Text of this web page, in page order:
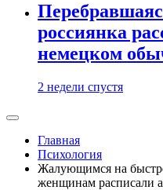
россиянка
немецком
2 недели спустя
Главная
Психология
Жалующимся на
женщинам расписали